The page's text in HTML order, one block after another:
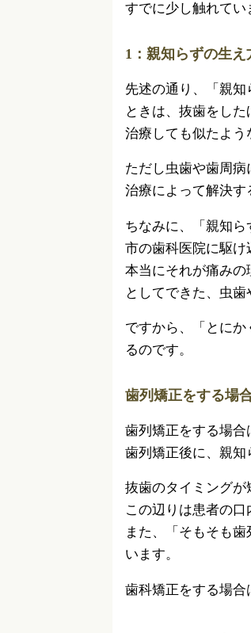
すでに少し触れてい
1：親知らずの生
先述の通り、「親
ときは、抜歯をした
治療しても似たよう
ただし虫歯や歯周
治療によって解決す
ちなみに、「親知
市の歯科医院に駆け
本当にそれが痛みの
としてできた、虫
ですから、「とに
るのです。
歯列矯正をする場
歯列矯正をする場合
歯列矯正後に、親知
抜歯のタイミングが
この辺りは患者の口
また、「そもそも
います。
歯科矯正をする場合